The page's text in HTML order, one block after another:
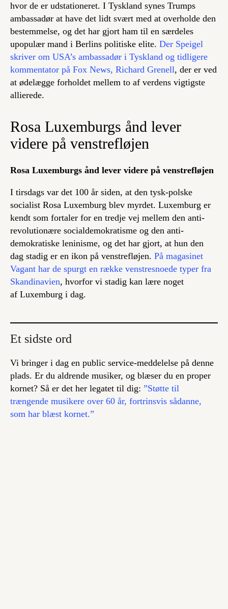
hvor de er udstationeret. I Tyskland synes Trumps
ambassadør at have det lidt svært med at overholde den
bestemmelse, og det har gjort ham til en særdeles
upopulær mand i Berlins politiske elite. Der Speigel
skriver om USA’s ambassadør i Tyskland og tidligere
kommentator på Fox News, Richard Grenell, der er ved
at ødelægge forholdet mellem to af verdens vigtigste
allierede.
Rosa Luxemburgs ånd lever
videre på venstrefløjen
Rosa Luxemburgs ånd lever videre på venstrefløjen
I tirsdags var det 100 år siden, at den tysk-polske
socialist Rosa Luxemburg blev myrdet. Luxemburg er
kendt som fortaler for en tredje vej mellem den anti-
revolutionære socialdemokratisme og den anti-
demokratiske leninisme, og det har gjort, at hun den
dag stadig er en ikon på venstrefløjen. På magasinet
Vagant har de spurgt en række venstresnoede typer fra
Skandinavien, hvorfor vi stadig kan lære noget
af Luxemburg i dag.
Et sidste ord
Vi bringer i dag en public service-meddelelse på denne
plads. Er du aldrende musiker, og blæser du en proper
kornet? Så er det her legatet til dig: ”Støtte til
trængende musikere over 60 år, fortrinsvis sådanne,
som har blæst kornet.”